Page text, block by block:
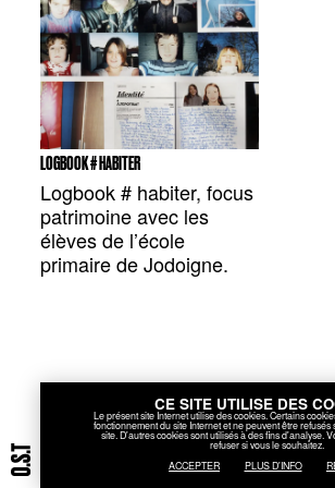
LOGBOOK # HABITER
Logbook # habiter, focus
patrimoine avec les
élèves de l’école
primaire de Jodoigne.
CE SITE UTILISE DES
Le présent site Internet utilise des cookies. Certains
fonctionnement du site Internet et ne peuvent être refusés
site. D'autres cookies sont utilisés à des fins d'analyse.
refuser si vous le souhaitez.
ACCEPTER
PLUS D'INFO